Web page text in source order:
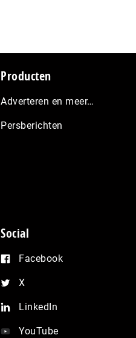
Producten
Adverteren en meer…
Persberichten
Social
Facebook
X
LinkedIn
YouTube